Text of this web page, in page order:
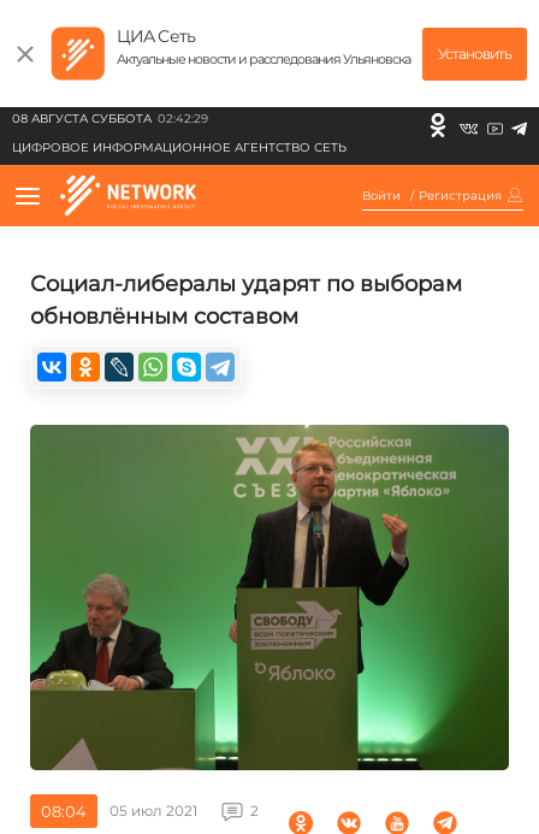
ЦИА Сеть
Актуальные новости и расследования Ульяновска Установить
08 АВГУСТА СУББОТА 02:42:29
ЦИФРОВОЕ ИНФОРМАЦИОННОЕ АГЕНТСТВО СЕТЬ
Войти / Регистрация
Социал-либералы ударят по выборам
обновлённым составом
08:04 05 июл 2021 2